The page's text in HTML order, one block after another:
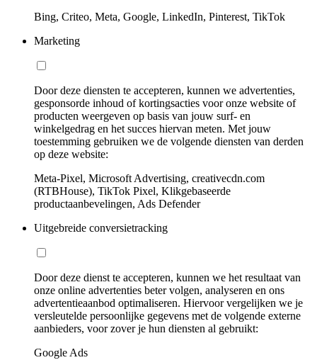
Bing, Criteo, Meta, Google, LinkedIn, Pinterest, TikTok
Marketing
Door deze diensten te accepteren, kunnen we advertenties,
gesponsorde inhoud of kortingsacties voor onze website of
producten weergeven op basis van jouw surf- en
winkelgedrag en het succes hiervan meten. Met jouw
toestemming gebruiken we de volgende diensten van derden
op deze website:
Meta-Pixel, Microsoft Advertising, creativecdn.com
(RTBHouse), TikTok Pixel, Klikgebaseerde
productaanbevelingen, Ads Defender
Uitgebreide conversietracking
Door deze dienst te accepteren, kunnen we het resultaat van
onze online advertenties beter volgen, analyseren en ons
advertentieaanbod optimaliseren. Hiervoor vergelijken we je
versleutelde persoonlijke gegevens met de volgende externe
aanbieders, voor zover je hun diensten al gebruikt:
Google Ads